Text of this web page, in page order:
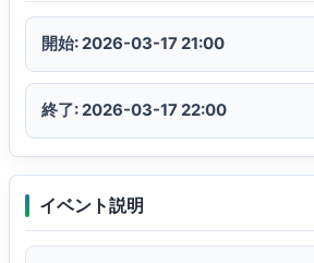
開始: 2026-03-17 21:00
終了: 2026-03-17 22:00
イベント説明